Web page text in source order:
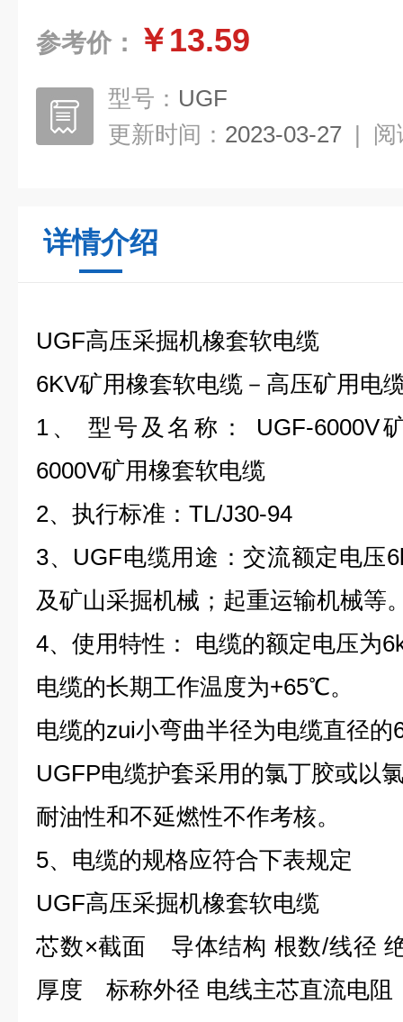
参考价： ￥13.59
型号： UGF
更新时间： 2023-03-27 | 阅
详情介绍
UGF高压采掘机橡套软电缆
6KV矿用橡套软电缆－高压矿用电
1、 型号及名称： UGF-6000V
6000V矿用橡套软电缆
2、执行标准：TL/J30-94
3、 UGF电缆用途：交流额定电压
及矿山采掘机械；起重运输机械等
4、使用特性： 电缆的额定电压为
电缆的长期工作温度为+65℃。
电缆的zui小弯曲半径为电缆直径的
UGFP电缆护套采用的氯丁胶或以
耐油性和不延燃性不作考核。
5、电缆的规格应符合下表规定
UGF高压采掘机橡套软电缆
芯数×截面 导体结构 根数/线径
厚度 标称外径 电线主芯直流电阻